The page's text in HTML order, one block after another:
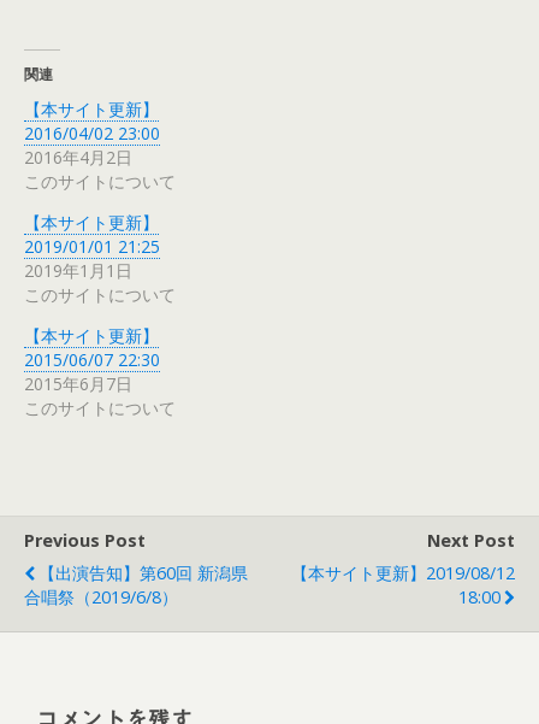
関連
【本サイト更新】
2016/04/02 23:00
2016年4月2日
このサイトについて
【本サイト更新】
2019/01/01 21:25
2019年1月1日
このサイトについて
【本サイト更新】
2015/06/07 22:30
2015年6月7日
このサイトについて
Previous Post
【出演告知】第60回 新潟県
合唱祭（2019/6/8）
Next Post
【本サイト更新】2019/08/12
18:00
コメントを残す